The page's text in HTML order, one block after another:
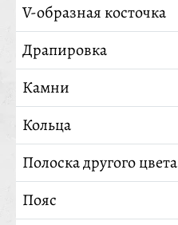
V-образная косточка
Драпировка
Камни
Кольца
Полоска другого цвета
Пояс